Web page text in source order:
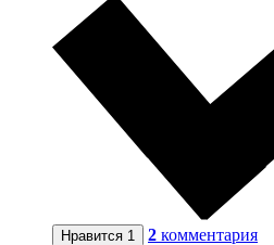
Нравится 1 2 комментария